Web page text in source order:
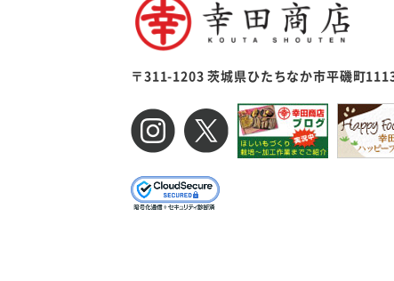
〒311-1203 茨城県ひたちなか市平磯町